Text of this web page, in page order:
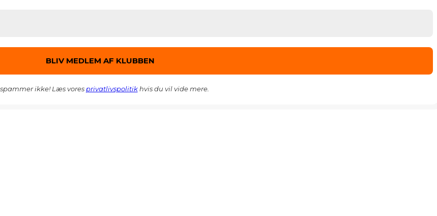
ikke! Læs voresprivatlivspolitikhvis du vil vide mere.